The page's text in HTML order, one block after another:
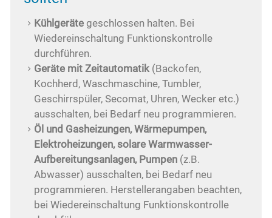
Kühlgeräte geschlossen halten. Bei
Wiedereinschaltung Funktionskontrolle
durchführen.
Geräte mit Zeitautomatik (Backofen,
Kochherd‚ Waschmaschine, Tumbler,
Geschirrspüler, Secomat, Uhren, Wecker etc.)
ausschalten, bei Bedarf neu programmieren.
Öl und Gasheizungen, Wärmepumpen,
Elektroheizungen, solare Warmwasser-
Aufbereitungsanlagen, Pumpen (z.B.
Abwasser) ausschalten, bei Bedarf neu
programmieren. Herstellerangaben beachten,
bei Wiedereinschaltung Funktionskontrolle